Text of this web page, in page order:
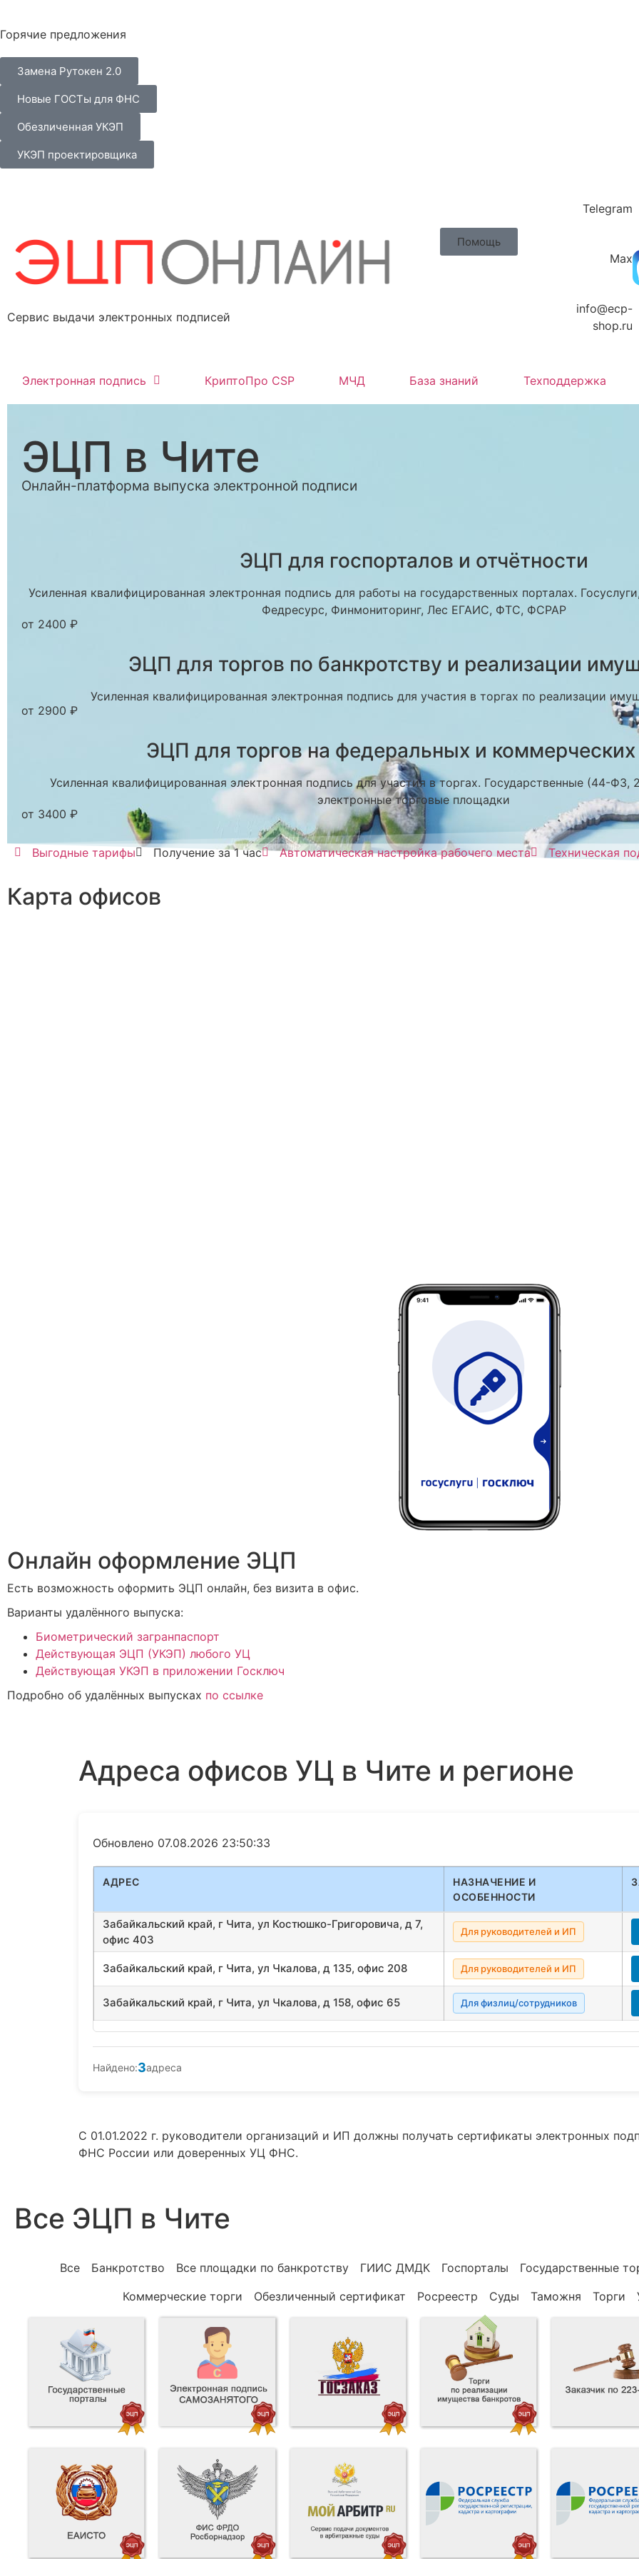
Горячие предложения
Замена Рутокен 2.0
Новые ГОСТы для ФНС
Обезличенная УКЭП
УКЭП проектировщика
Сервис выдачи электронных подписей
Помощь
Telegram
Max
info@ecp-
shop.ru
Электронная подпись КриптоПро CSP МЧД База знаний Техподдержка
ЭЦП в Чите
Онлайн-платформа выпуска электронной подписи
ЭЦП для госпорталов и отчётности
Усиленная квалифицированная электронная подпись для работы на государственных порталах.
Федресурс, Финмониторинг, Лес ЕГАИС, ФТС, ФСРАР
от 2400 ₽
ЭЦП для торгов по банкротству и реализации
Усиленная квалифицированная электронная подпись для участия в торгах по реализации
от 2900 ₽
ЭЦП для торгов на федеральных и
Усиленная квалифицированная электронная подпись для участия в торгах. Государственные (44-
электронные торговые площадки
от 3400 ₽
Выгодные тарифы Получение за 1 час Автоматическая настройка рабочего места Техническая
Карта офисов
Онлайн оформление ЭЦП
Есть возможность оформить ЭЦП онлайн, без визита в офис.
Варианты удалённого выпуска:
Биометрический загранпаспорт
Действующая ЭЦП (УКЭП) любого УЦ
Действующая УКЭП в приложении Госключ
Подробно об удалённых выпусках по ссылке
Адреса офисов УЦ в Чите и регионе
Обновлено 07.08.2026 23:50:33
АДРЕС
НАЗНАЧЕНИЕ И
ОСОБЕННОСТИ
Забайкальский край, г Чита, ул Костюшко-Григоровича, д 7,
офис 403
Для руководителей и ИП
Забайкальский край, г Чита, ул Чкалова, д 135, офис 208 Для руководителей и ИП
Забайкальский край, г Чита, ул Чкалова, д 158, офис 65 Для физлиц/сотрудников
Найдено:3адреса
С 01.01.2022 г. руководители организаций и ИП должны получать сертификаты электронных
ФНС России или доверенных УЦ ФНС.
Все ЭЦП в Чите
Все Банкротство Все площадки по банкротству ГИИС ДМДК Госпорталы
Государственные
Коммерческие торги
Обезличенный сертификат Росреестр Суды Таможня Торги